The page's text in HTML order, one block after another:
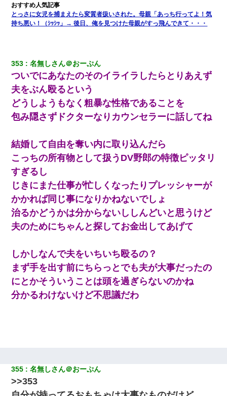
とっさに女児を捕まえたら変質者扱いされた。母親「あっち行ってよ！気
持ち悪い！（ｼｯｼｯ」→ 後日、俺を見つけた母親がすっ飛んできて・・・
353 名無しさん＠おーぷん
ついでにあなたのそのイライラしたらとりあえず
夫をぶん殴るという
どうしようもなく粗暴な性格であることを
包み隠さずドクターなりカウンセラーに話してね
結婚して自由を奪い内に取り込んだら
こっちの所有物として扱うDV野郎の特徴ピッタリ
すぎるし
じきにまた仕事が忙しくなったりプレッシャーが
かかれば同じ事になりかねないでしょ
治るかどうかは分からないししんどいと思うけど
夫のためにちゃんと探してお金出してあげて
しかしなんで夫をいちいち殴るの？
まず手を出す前にちらっとでも夫が大事だったの
にとかそういうことは頭を過ぎらないのかね
分かるわけないけど不思議だわ
355 名無しさん＠おーぷん
>>353